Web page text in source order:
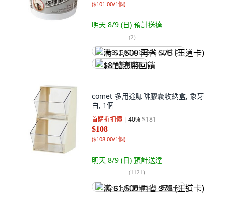
($101.00/1個)
明天 8/9 (日) 預計送達
(2)
满 $1,500 再省 $75 (王道卡)
$8 酷澎幣回饋
comet 多用途咖啡膠囊收納盒, 象牙
白, 1個
首購折扣價 40%$181
$108
($108.00/1個)
明天 8/9 (日) 預計送達
(1121)
满 $1,500 再省 $75 (王道卡)